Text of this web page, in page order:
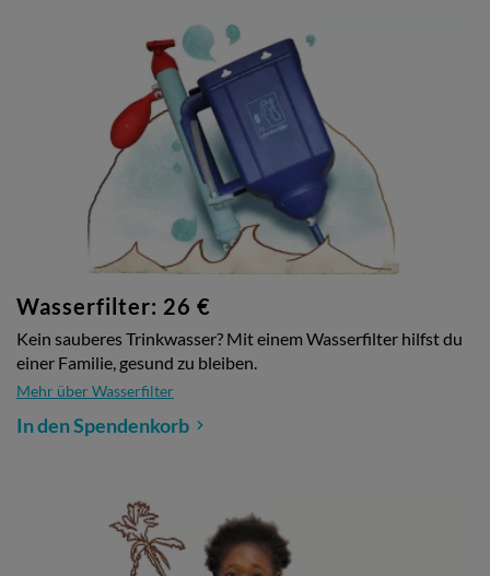
Wasserfilter: 26 €
Kein sauberes Trinkwasser? Mit einem Wasserfilter hilfst du
einer Familie, gesund zu bleiben.
Mehr über Wasserfilter
In den Spendenkorb